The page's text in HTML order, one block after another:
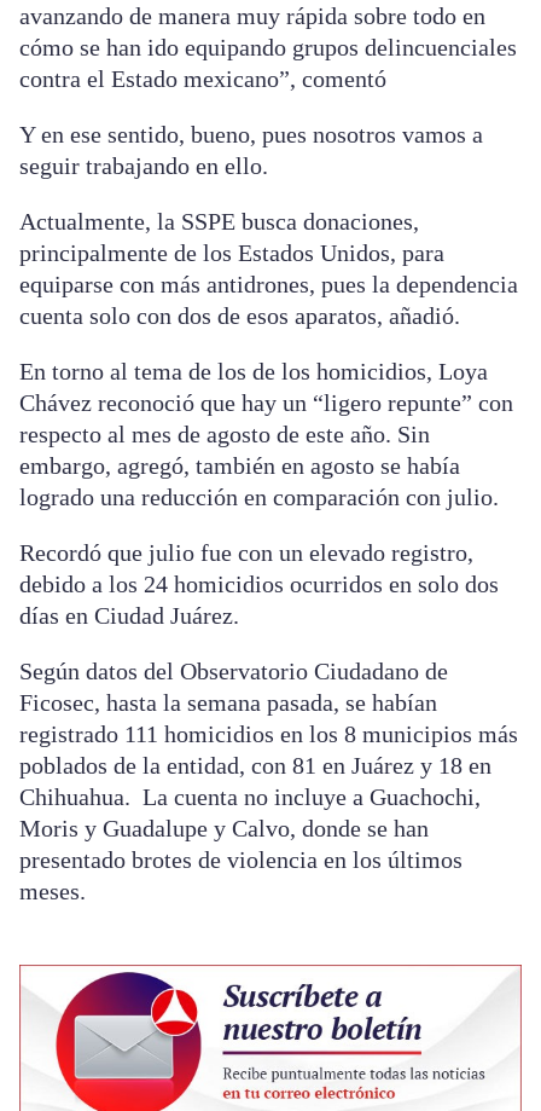
avanzando de manera muy rápida sobre todo en
cómo se han ido equipando grupos delincuenciales
contra el Estado mexicano”, comentó
Y en ese sentido, bueno, pues nosotros vamos a
seguir trabajando en ello.
Actualmente, la SSPE busca donaciones,
principalmente de los Estados Unidos, para
equiparse con más antidrones, pues la dependencia
cuenta solo con dos de esos aparatos, añadió.
En torno al tema de los de los homicidios, Loya
Chávez reconoció que hay un “ligero repunte” con
respecto al mes de agosto de este año. Sin
embargo, agregó, también en agosto se había
logrado una reducción en comparación con julio.
Recordó que julio fue con un elevado registro,
debido a los 24 homicidios ocurridos en solo dos
días en Ciudad Juárez.
Según datos del Observatorio Ciudadano de
Ficosec, hasta la semana pasada, se habían
registrado 111 homicidios en los 8 municipios más
poblados de la entidad, con 81 en Juárez y 18 en
Chihuahua. La cuenta no incluye a Guachochi,
Moris y Guadalupe y Calvo, donde se han
presentado brotes de violencia en los últimos
meses.